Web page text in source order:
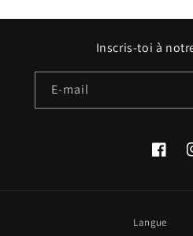
Inscris-toi à
E-mail
Langue